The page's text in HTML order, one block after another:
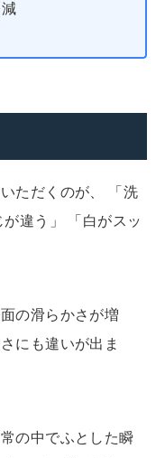
ただくのが、 「洗
違う」 「白がスッ
の滑らかさが増
にも違いが出ま
の中でふとした瞬